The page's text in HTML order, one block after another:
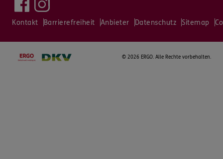
Kontakt Barrierefreiheit Anbieter Datenschutz Sitemap
© 2026 ERGO. Alle Rechte vorbehalten.